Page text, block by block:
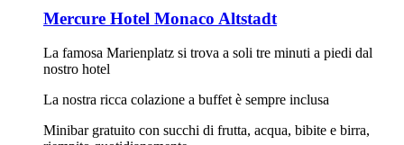
Mercure Hotel Monaco Altstadt
La famosa Marienplatz si trova a soli tre minuti a piedi dal
nostro hotel
La nostra ricca colazione a buffet è sempre inclusa
Minibar gratuito con succhi di frutta, acqua, bibite e birra,